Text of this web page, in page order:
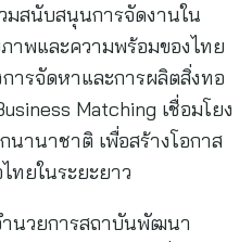
มสนับสนุนการจัดงานใน
าพและความพร้อมของไทย
ารจัดหาและการผลิตสิ่งทอ
Matching เชื่อมโยง
านาชาติ เพื่อสร้างโอกาส
ทยในระยะยาว
นวยการสถาบันพัฒนา